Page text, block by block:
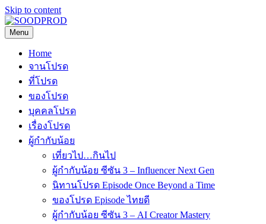
Skip to content
SOODPROD
Telling Thai stories with heart and craft
Menu
Home
จานโปรด
ที่โปรด
ของโปรด
บุคคลโปรด
เรื่องโปรด
ผู้กำกับน้อย
เที่ยวไป…กินไป
ผู้กำกับน้อย ซีซัน 3 – Influencer Next Gen
นิทานโปรด Episode Once Beyond a Time
ของโปรด Episode ไทยดี
ผู้กำกับน้อย ซีซัน 3 – AI Creator Mastery